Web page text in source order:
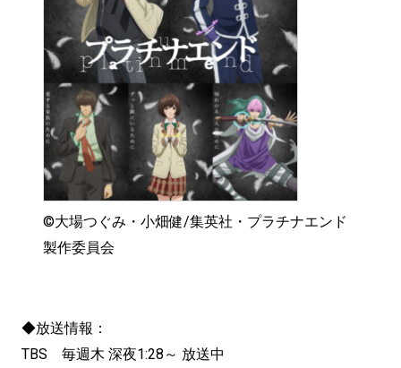
©大場つぐみ・小畑健/集英社・プラチナエンド
製作委員会
◆放送情報：
TBS 毎週木 深夜1:28～ 放送中